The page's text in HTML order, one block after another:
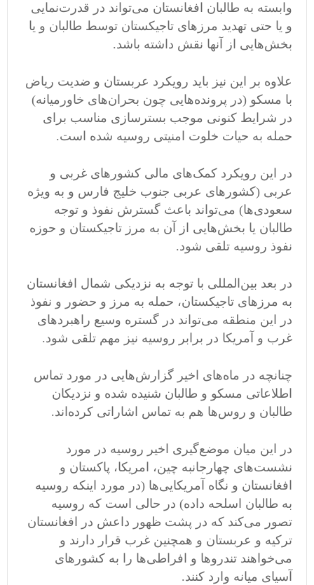
وابسته به طالبان افغانستان می‌تواند در قدرت‌نمایی
و یا حتی تهدید مرزهای تاجیکستان توسط طالبان و یا
بخش‌هایی از آنها نقش داشته باشد.
علاوه بر این نیز باید رویکرد عربستان و ضدیت ریاض
با مسکو (در پرونده‌هایی چون بحران‌های خاورمیانه)
در شرایط کنونی موجب بسترسازی مناسب برای
حمله به حیات خلوت امنیتی روسیه شده است.
در این رویکرد کمک‌های مالی کشورهای غربی و
عربی (کشورهای عربی جنوب خلیج فارس و به ویژه
سعودی‌ها) می‌تواند باعث گسترش نفوذ و توجه‌
طالبان یا بخش‌هایی از آن به مرز تاجیکستان و حوزه
نفوذ روسیه تلقی شود.
در بعد بین‌المللی با توجه به نزدیکی شمال افغانستان
به مرزهای تاجیکستان، حمله به مرز و حضور و نفوذ
در این منطقه می‌تواند در گستره وسیع راهبردهای
غرب و آمریکا در برابر روسیه نیز مهم تلقی شود.
چنانچه در ماه‌های اخیر گزارش‌هایی در مورد تماس
اطلاعاتی مسکو و طالبان شنیده شده و نزدیکان
طالبان و روس‌ها هم به تماس اشاراتی کرده‌اند.
در این میان موضع‌گیری اخیر روسیه در مورد
نشست‌های چهارجانبه ‌چین، امریکا، پاکستان و
افغانستان و نگاه آمریکایی‌ها (در مورد اینکه روسیه
به طالبان اسلحه داده) در حالی است که روسیه
تصور می‌کند که در پشت ظهور داعش در افغانستان
ترکیه و عربستان و همچنین غرب قرار دارند و
می‌خواهند تندروها و افراطی‌ها را به کشورهای
آسیای میانه وارد کنند.